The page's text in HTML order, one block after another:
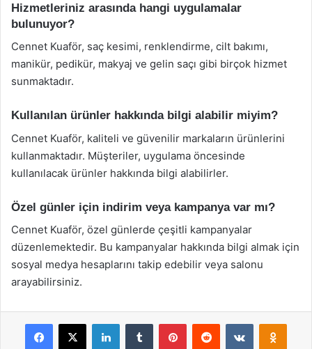
Hizmetleriniz arasında hangi uygulamalar
bulunuyor?
Cennet Kuaför, saç kesimi, renklendirme, cilt bakımı,
manikür, pedikür, makyaj ve gelin saçı gibi birçok hizmet
sunmaktadır.
Kullanılan ürünler hakkında bilgi alabilir miyim?
Cennet Kuaför, kaliteli ve güvenilir markaların ürünlerini
kullanmaktadır. Müşteriler, uygulama öncesinde
kullanılacak ürünler hakkında bilgi alabilirler.
Özel günler için indirim veya kampanya var mı?
Cennet Kuaför, özel günlerde çeşitli kampanyalar
düzenlemektedir. Bu kampanyalar hakkında bilgi almak için
sosyal medya hesaplarını takip edebilir veya salonu
arayabilirsiniz.
Facebook
X LinkedInTumblr PinterestReddit VKontakte